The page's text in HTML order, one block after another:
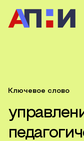
Ключевое слово